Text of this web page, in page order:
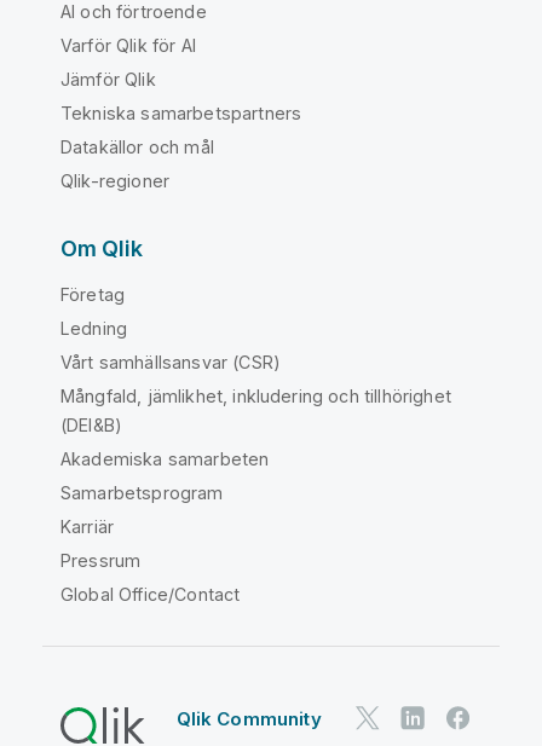
AI och förtroende
Varför Qlik för AI
Jämför Qlik
Tekniska samarbetspartners
Datakällor och mål
Qlik-regioner
Om Qlik
Företag
Ledning
Vårt samhällsansvar (CSR)
Mångfald, jämlikhet, inkludering och tillhörighet
(DEI&B)
Akademiska samarbeten
Samarbetsprogram
Karriär
Pressrum
Global Office/Contact
Qlik Community